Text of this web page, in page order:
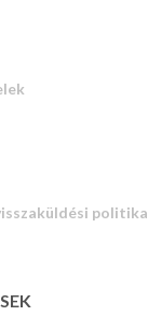
politika